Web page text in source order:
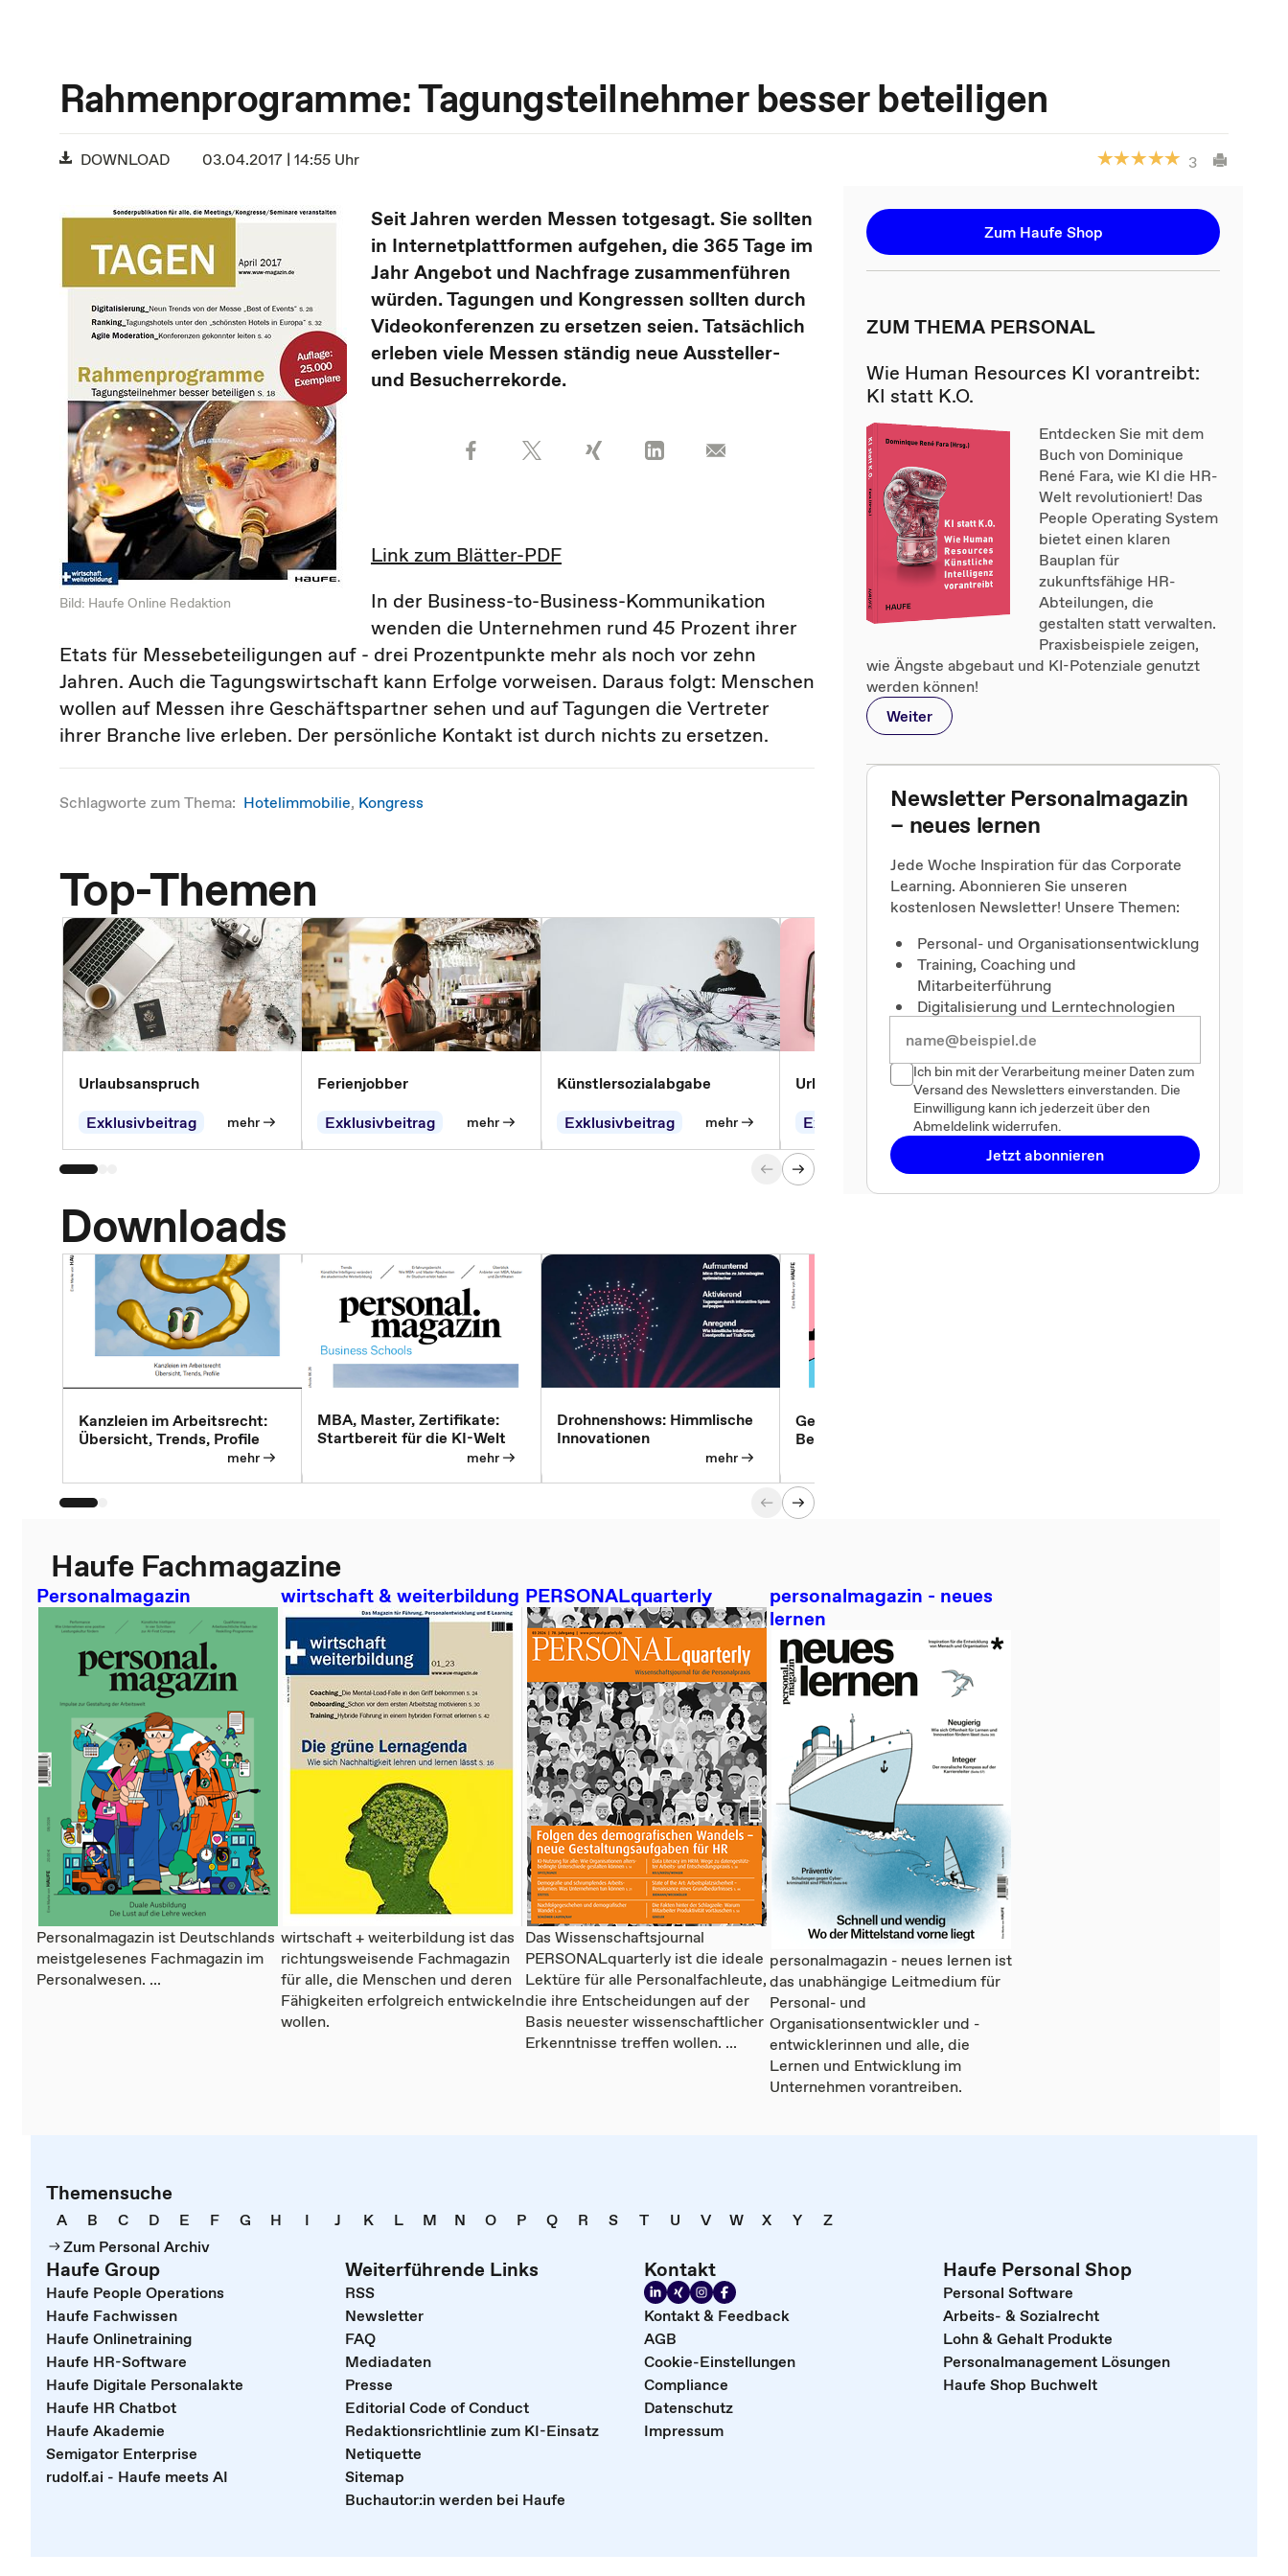
Rahmenprogramme: Tagungsteilnehmer besser beteiligen
DOWNLOAD 03.04.2017 | 14:55 Uhr 3
Bild: Haufe Online Redaktion
Seit Jahren werden Messen totgesagt. Sie sollten
in Internetplattformen aufgehen, die 365 Tage im
Jahr Angebot und Nachfrage zusammenführen
würden. Tagungen und Kongressen sollten durch
Videokonferenzen zu ersetzen seien. Tatsächlich
erleben viele Messen ständig neue Aussteller-
und Besucherrekorde.
Link zum Blätter-PDF
In der Business-to-Business-Kommunikation
wenden die Unternehmen rund 45 Prozent ihrer
Etats für Messebeteiligungen auf - drei Prozentpunkte mehr als noch vor zehn
Jahren. Auch die Tagungswirtschaft kann Erfolge vorweisen. Daraus folgt: Menschen
wollen auf Messen ihre Geschäftspartner sehen und auf Tagungen die Vertreter
ihrer Branche live erleben. Der persönliche Kontakt ist durch nichts zu ersetzen.
Schlagworte zum Thema: Hotelimmobilie, Kongress
Top-Themen
Urlaubsanspruch
Exklusivbeitrag
mehr
Ferienjobber
Exklusivbeitrag
mehr
Künstlersozialabgabe
Exklusivbeitrag
mehr
Urlaubsgeld
Exklusivbeitrag
mehr
Fußball-WM im Büro:
arbeitsrechtliche Grenzen
Downloads
Kanzleien im Arbeitsrecht:
Übersicht, Trends, Profile
mehr
MBA, Master, Zertifikate:
Startbereit für die KI-Welt
mehr
Drohnenshows: Himmlische
Innovationen
mehr
Gender Pension Gap: Wie
Betriebe für Ausgleich
Zum Haufe Shop
ZUM THEMA PERSONAL
Wie Human Resources KI vorantreibt:
KI statt K.O.
Entdecken Sie mit dem
Buch von Dominique
René Fara, wie KI die HR-
Welt revolutioniert! Das
People Operating System
bietet einen klaren
Bauplan für
zukunftsfähige HR-
Abteilungen, die
gestalten statt verwalten.
Praxisbeispiele zeigen,
wie Ängste abgebaut und KI-Potenziale genutzt
werden können!
Weiter
Newsletter Personalmagazin
– neues lernen
Jede Woche Inspiration für das Corporate
Learning. Abonnieren Sie unseren
kostenlosen Newsletter! Unsere Themen:
Personal- und Organisationsentwicklung
Training, Coaching und
Mitarbeiterführung
Digitalisierung und Lerntechnologien
Ich bin mit der Verarbeitung meiner Daten zum
Versand des Newsletters einverstanden. Die
Einwilligung kann ich jederzeit über den
Abmeldelink widerrufen.
Jetzt abonnieren
Haufe Fachmagazine
Personalmagazin
Personalmagazin ist Deutschlands
meistgelesenes Fachmagazin im
Personalwesen. ...
wirtschaft & weiterbildung
wirtschaft + weiterbildung ist das
richtungsweisende Fachmagazin
für alle, die Menschen und deren
Fähigkeiten erfolgreich entwickeln
wollen.
PERSONALquarterly
Das Wissenschaftsjournal
PERSONALquarterly ist die ideale
Lektüre für alle Personalfachleute,
die ihre Entscheidungen auf der
Basis neuester wissenschaftlicher
Erkenntnisse treffen wollen. ...
personalmagazin - neues
lernen
personalmagazin - neues lernen ist
das unabhängige Leitmedium für
Personal- und
Organisationsentwickler und -
entwicklerinnen und alle, die
Lernen und Entwicklung im
Unternehmen vorantreiben.
Themensuche
A B C D E F G H I J K L M N O P Q R S T U V W X Y
Z
Zum Personal Archiv
Haufe Group
Haufe People Operations
Haufe Fachwissen
Haufe Onlinetraining
Haufe HR-Software
Haufe Digitale Personalakte
Haufe HR Chatbot
Haufe Akademie
Semigator Enterprise
rudolf.ai - Haufe meets AI
Weiterführende Links
RSS
Newsletter
FAQ
Mediadaten
Presse
Editorial Code of Conduct
Redaktionsrichtlinie zum KI-Einsatz
Netiquette
Sitemap
Buchautor:in werden bei Haufe
Kontakt
Kontakt & Feedback
AGB
Cookie-Einstellungen
Compliance
Datenschutz
Impressum
Haufe Personal Shop
Personal Software
Arbeits- & Sozialrecht
Lohn & Gehalt Produkte
Personalmanagement Lösungen
Haufe Shop Buchwelt